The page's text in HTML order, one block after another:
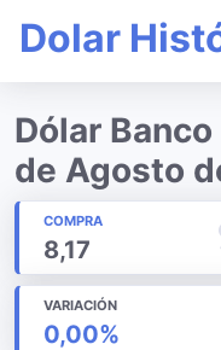
Dolar
Dólar
de Agosto
COMPRA
8,17
VARIACIÓN
0,00%